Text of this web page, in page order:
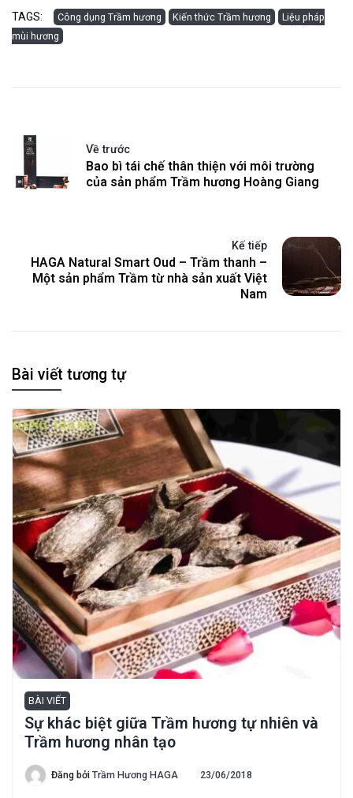
TAGS: Công dụng Trầm hương Kiến thức Trầm hương
Liệu pháp
mùi hương
Về trước
Bao bì tái chế thân thiện với môi trường
của sản phẩm Trầm hương Hoàng Giang
Kế tiếp
HAGA Natural Smart Oud – Trầm thanh –
Một sản phẩm Trầm từ nhà sản xuất Việt
Nam
Bài viết tương tự
BÀI VIẾT
Sự khác biệt giữa Trầm hương tự nhiên và
Trầm hương nhân tạo
Đăng bởi Trầm Hương HAGA 23/06/2018